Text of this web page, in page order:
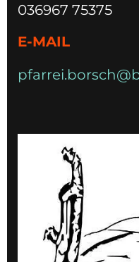
036967 75375
E-MAIL